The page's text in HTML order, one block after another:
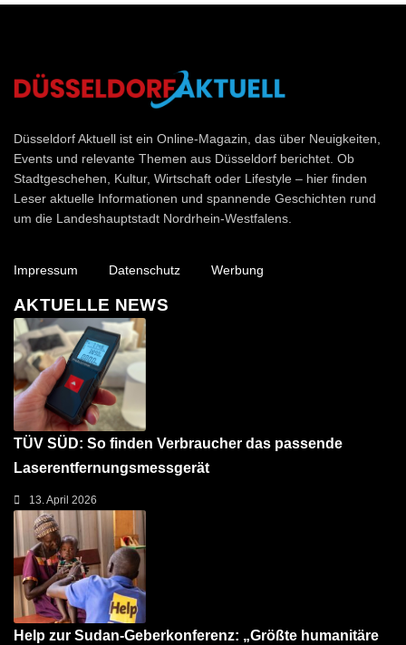
Düsseldorf Aktuell
Düsseldorf Aktuell ist ein Online-Magazin, das über Neuigkeiten,
Events und relevante Themen aus Düsseldorf berichtet. Ob
Stadtgeschehen, Kultur, Wirtschaft oder Lifestyle – hier finden
Leser aktuelle Informationen und spannende Geschichten rund
um die Landeshauptstadt Nordrhein-Westfalens.
Impressum Datenschutz Werbung
AKTUELLE NEWS
TÜV SÜD: So finden Verbraucher das passende
Laserentfernungsmessgerät
13. April 2026
Help zur Sudan-Geberkonferenz: „Größte humanitäre